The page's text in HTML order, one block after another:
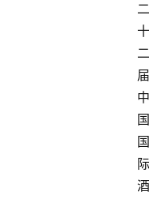
二
十
二
届
中
国
国
际
酒